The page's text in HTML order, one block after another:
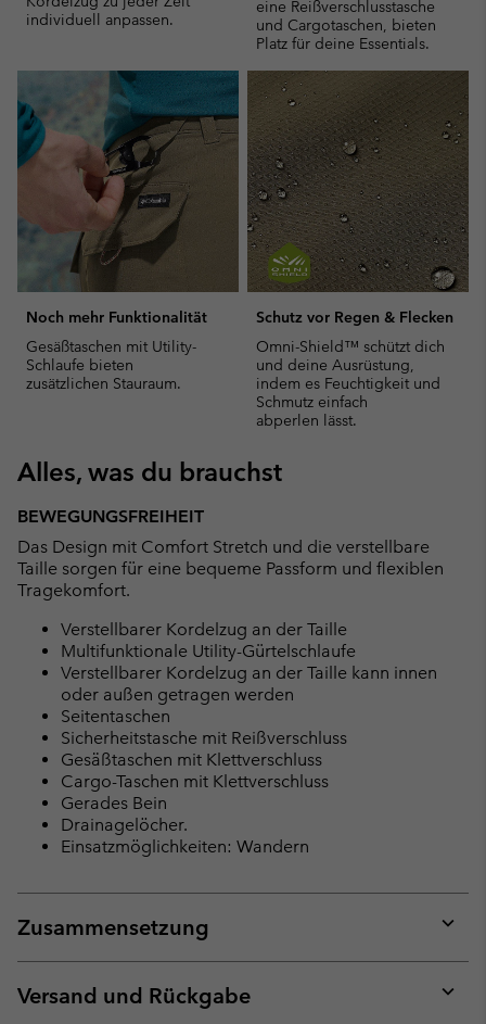
individuell anpassen.
eine Reißverschlusstasche
und Cargotaschen, bieten
Platz für deine Essentials.
Noch mehr Funktionalität
Gesäßtaschen mit Utility-
Schlaufe bieten
zusätzlichen Stauraum.
Schutz vor Regen & Flecken
Omni-Shield™ schützt dich
und deine Ausrüstung,
indem es Feuchtigkeit und
Schmutz einfach
abperlen lässt.
Alles, was du brauchst
BEWEGUNGSFREIHEIT
Das Design mit Comfort Stretch und die verstellbare
Taille sorgen für eine bequeme Passform und flexiblen
Tragekomfort.
Verstellbarer Kordelzug an der Taille
Multifunktionale Utility-Gürtelschlaufe
Verstellbarer Kordelzug an der Taille kann innen
oder außen getragen werden
Seitentaschen
Sicherheitstasche mit Reißverschluss
Gesäßtaschen mit Klettverschluss
Cargo-Taschen mit Klettverschluss
Gerades Bein
Drainagelöcher.
Einsatzmöglichkeiten: Wandern
Zusammensetzung
or
Versand und Rückgabe